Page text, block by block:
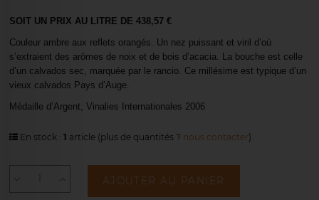
SOIT UN PRIX AU LITRE DE 438,57 €
Couleur ambre aux reflets orangés. Un nez puissant et viril d’où
s’extraient des arômes de noix et de bois d’acacia. La bouche est celle
d’un calvados sec, marquée par le rancio. Ce millésime est typique d’un
vieux calvados Pays d’Auge.
Médaille d’Argent, Vinalies Internationales 2006
En stock : 1 article(plus de quantités ? nous contacter)
AJOUTER AU PANIER